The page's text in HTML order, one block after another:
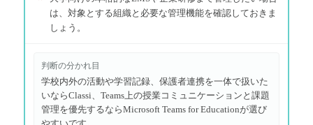
は、対象とする組織と必要な管理機能を確認しておきま
しょう。
判断の分かれ目
学校内外の活動や学習記録、保護者連携を一体で扱いた
いならClassi、Teams上の授業コミュニケーションと課題
管理を優先するならMicrosoft Teams for Educationが選び